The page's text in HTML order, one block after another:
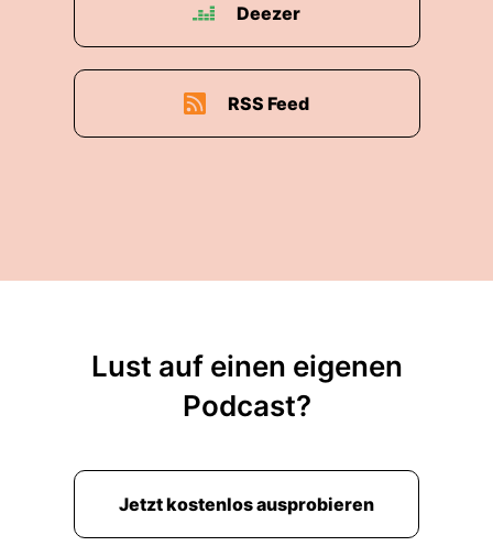
Deezer
RSS Feed
Lust auf einen eigenen
Podcast?
Jetzt kostenlos ausprobieren